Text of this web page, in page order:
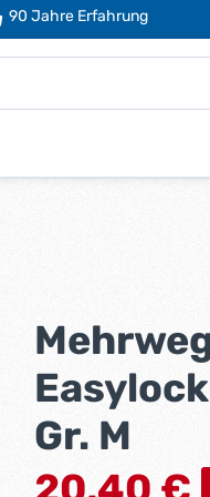
90 Jahre Erfahrung
Gr. M
Verkaufspreis: